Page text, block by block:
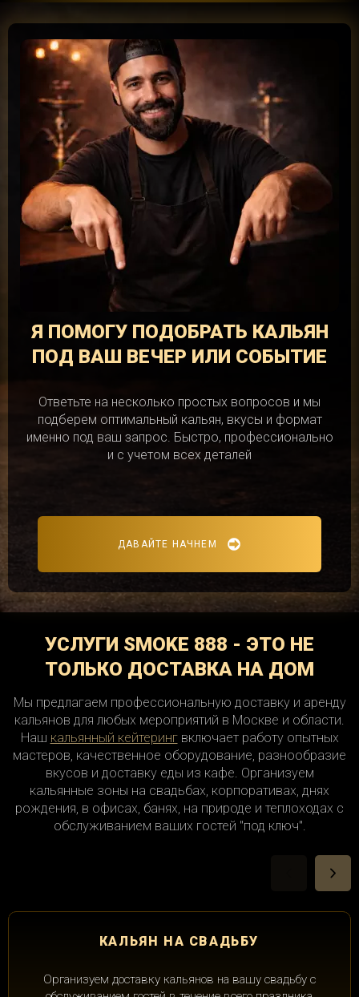
Я ПОМОГУ ПОДОБРАТЬ КАЛЬЯН
ПОД ВАШ ВЕЧЕР ИЛИ СОБЫТИЕ
Ответьте на несколько простых вопросов и мы
подберем оптимальный кальян, вкусы и формат
именно под ваш запрос. Быстро, профессионально
и с учетом всех деталей
ДАВАЙТЕ НАЧНЕМ
УСЛУГИ SMOKE 888 - ЭТО НЕ
ТОЛЬКО ДОСТАВКА НА ДОМ
Мы предлагаем профессиональную доставку и аренду
кальянов для любых мероприятий в Москве и области.
Наш кальянный кейтерингвключает работу опытных
мастеров, качественное оборудование, разнообразие
вкусов и доставку еды из кафе. Организуем
кальянные зоны на свадьбах, корпоративах, днях
рождения, в офисах, банях, на природе и теплоходах с
обслуживанием ваших гостей "под ключ".
КАЛЬЯН НА СВАДЬБУ
Организуем доставку кальянов на вашу свадьбу с